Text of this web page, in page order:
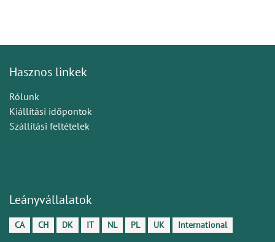
Hasznos linkek
Rólunk
Kiállítási időpontok
Szállítási feltételek
Leányvállalatok
CA CH DK IT NL PL UK International